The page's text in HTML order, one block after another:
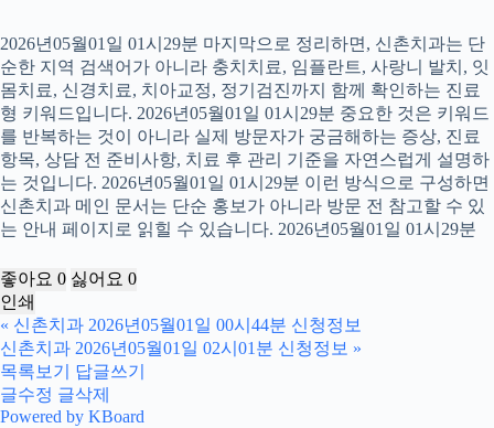
2026년05월01일 01시29분 마지막으로 정리하면, 신촌치과는 단
순한 지역 검색어가 아니라 충치치료, 임플란트, 사랑니 발치, 잇
몸치료, 신경치료, 치아교정, 정기검진까지 함께 확인하는 진료
형 키워드입니다. 2026년05월01일 01시29분 중요한 것은 키워드
를 반복하는 것이 아니라 실제 방문자가 궁금해하는 증상, 진료
항목, 상담 전 준비사항, 치료 후 관리 기준을 자연스럽게 설명하
는 것입니다. 2026년05월01일 01시29분 이런 방식으로 구성하면
신촌치과 메인 문서는 단순 홍보가 아니라 방문 전 참고할 수 있
는 안내 페이지로 읽힐 수 있습니다. 2026년05월01일 01시29분
좋아요 0 싫어요 0
인쇄
« 신촌치과 2026년05월01일 00시44분 신청정보
신촌치과 2026년05월01일 02시01분 신청정보 »
목록보기
답글쓰기
글수정 글삭제
Powered by KBoard